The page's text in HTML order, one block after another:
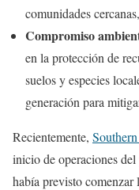
comunidades
Compromiso
en la protección de
suelos y especies
generación para
Recientemente,
inicio de operaciones
había previsto comenzar